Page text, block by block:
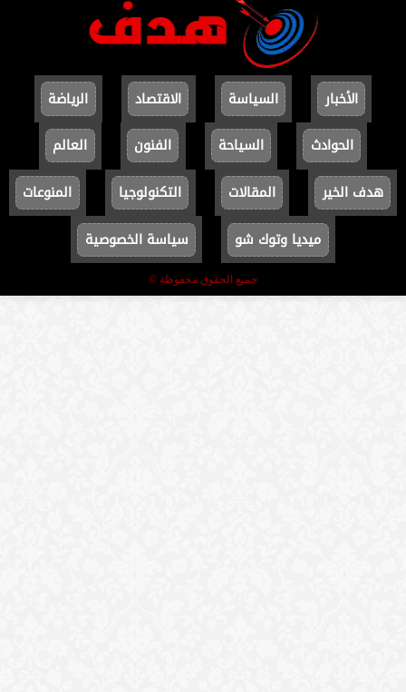
الأخبار السياسة الاقتصاد
الرياضة
الحوادث
السياحة الفنون
العالم
هدف الخير
المقالات التكنولوجيا
المنوعات
ميديا وتوك شو
سياسة الخصوصية
جميع الحقوق محفوظة ©